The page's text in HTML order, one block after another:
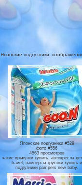
Японские подгузники,
Японские подгузники #529
фото #556
4563 просмотров
какие прыгунки купить, автокресла
travel, памперсы трусики купить и
подгузники pampers new baby.